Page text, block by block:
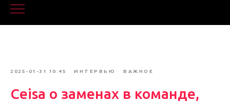
2025-01-31 10:45 ИНТЕРВЬЮ ВАЖНОЕ
Ceisa о заменах в команде,